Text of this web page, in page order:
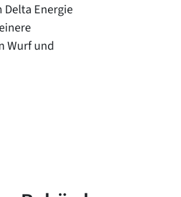
Energie
Wurf und